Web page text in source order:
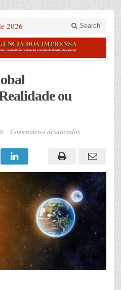
2026 Search
ou
Comentários desativadosem
Realidade
Farsa?